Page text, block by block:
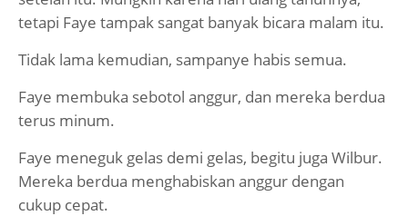
tetapi Faye tampak sangat banyak bicara malam itu.
Tidak lama kemudian, sampanye habis semua.
Faye membuka sebotol anggur, dan mereka berdua
terus minum.
Faye meneguk gelas demi gelas, begitu juga Wilbur.
Mereka berdua menghabiskan anggur dengan
cukup cepat.